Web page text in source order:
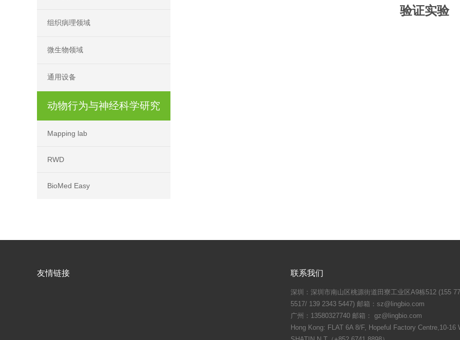
验证实验
组织病理领域
微生物领域
通用设备
动物行为与神经科学研究
Mapping lab
RWD
BioMed Easy
友情链接 联系我们
深圳：深圳市南山区桃源街道田寮工业区A9栋512 (155
5517/ 139 2343 5447) 邮箱：sz@lingbio.com
广州：13580327740 邮箱： gz@lingbio.com
Hong Kong: FLAT 6A 8/F, Hopeful Factory Centre,10-16